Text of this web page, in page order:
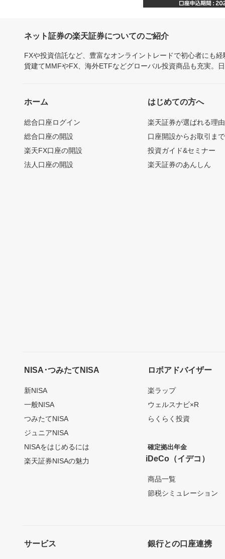
ネット証券の楽天証券についてのご紹介
FXや投資信託など、豊富なオンライントレードで初心者にも
貨建てMMFやFX、海外ETFなどグローバル投資商品も充実。
ホーム
総合口座ログイン
総合口座の開設
楽天FX口座の開設
法人口座の開設
はじめての方へ
楽天証券が選ばれる理由
口座開設からお取引ま
投資ガイド&セミナー
楽天証券のあんしん
NISA･つみたてNISA
新NISA
一般NISA
つみたてNISA
ジュニアNISA
NISAをはじめるには
楽天証券NISAの魅力
ロボアドバイザー
楽ラップ
ウェルスナビ×R
らくらく投資
確定拠出年金
iDeCo（イデコ）
商品一覧
節税シミュレーション
サービス 銀行との口座連携